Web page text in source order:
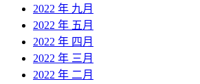
2022 年 九月
2022 年 五月
2022 年 四月
2022 年 三月
2022 年 二月